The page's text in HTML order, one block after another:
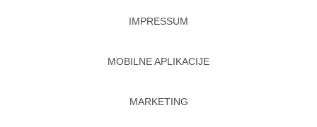
IMPRESSUM
MOBILNE APLIKACIJE
MARKETING